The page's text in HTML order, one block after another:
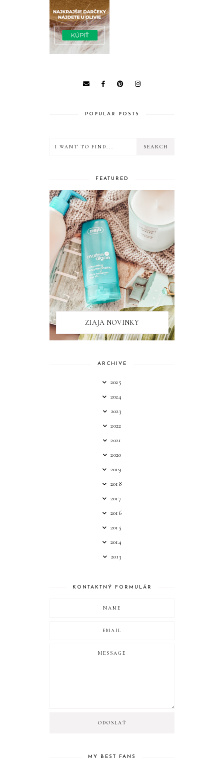
POPULAR POSTS
FEATURED
ZIAJA NOVINKY
ARCHIVE
2025
2024
2023
2022
2021
2020
2019
2018
2017
2016
2015
2014
2013
KONTAKTNÝ FORMULÁR
MY BEST FANS